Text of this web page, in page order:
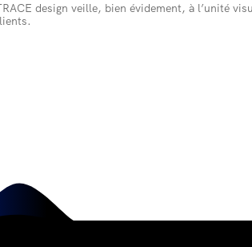
design veille, bien évidement, à l’unité